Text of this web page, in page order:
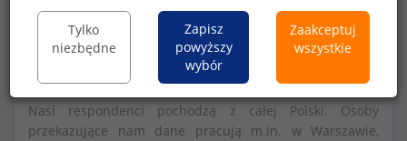
Dowiedz się więcej
Nasi respondenci pochodzą z całej Polski. Osoby
przekazujące nam dane pracują m.in. w Warszawie,
Tylko
niezbędne
Zapisz
powyższy
wybór
Zaakceptuj
wszystkie